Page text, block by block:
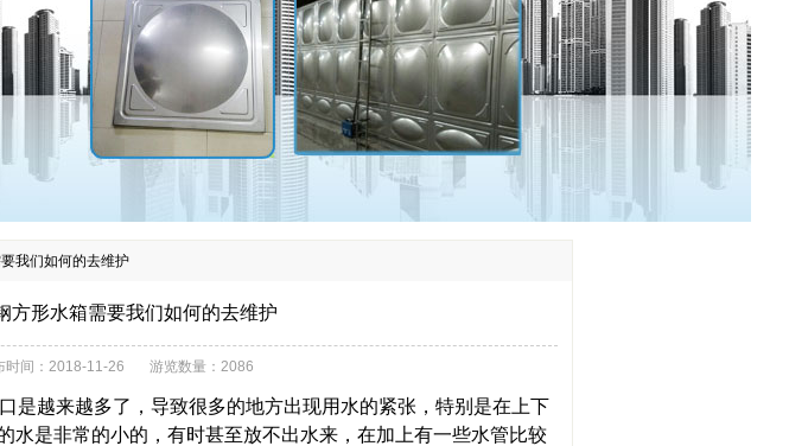
我们如何的去维护
方形水箱需要我们如何的去维护
时间： 2018-11-26 游览数量： 2086
越来越多了，导致很多的地方出现用水的紧张，特别是在上下
水是非常的小的，有时甚至放不出水来，在加上有一些水管比较